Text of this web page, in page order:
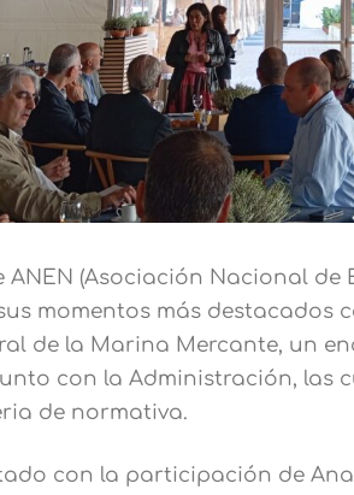
ANEN (Asociación Nacional
momentos más destacados
de la Marina Mercante, un
con la Administración, las
de normativa.
con la participación de